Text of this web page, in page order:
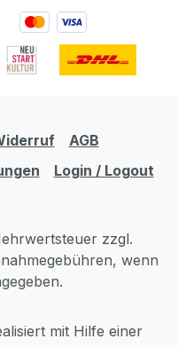
AGB
Login / Logout
zzgl.
wenn
mit Hilfe einer